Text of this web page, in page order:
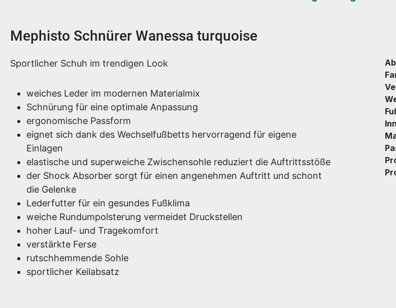
Produktinformationen
Mephisto Schnürer Wanessa turquoise
Sportlicher Schuh im trendigen Look
weiches Leder im modernen Materialmix
Schnürung für eine optimale Anpassung
ergonomische Passform
eignet sich dank des Wechselfußbetts hervorragend für eigene
Einlagen
elastische und superweiche Zwischensohle reduziert die Auftrittsstöße
der Shock Absorber sorgt für einen angenehmen Auftritt und schont
die Gelenke
Lederfutter für ein gesundes Fußklima
weiche Rundumpolsterung vermeidet Druckstellen
hoher Lauf- und Tragekomfort
verstärkte Ferse
rutschhemmende Sohle
sportlicher Keilabsatz